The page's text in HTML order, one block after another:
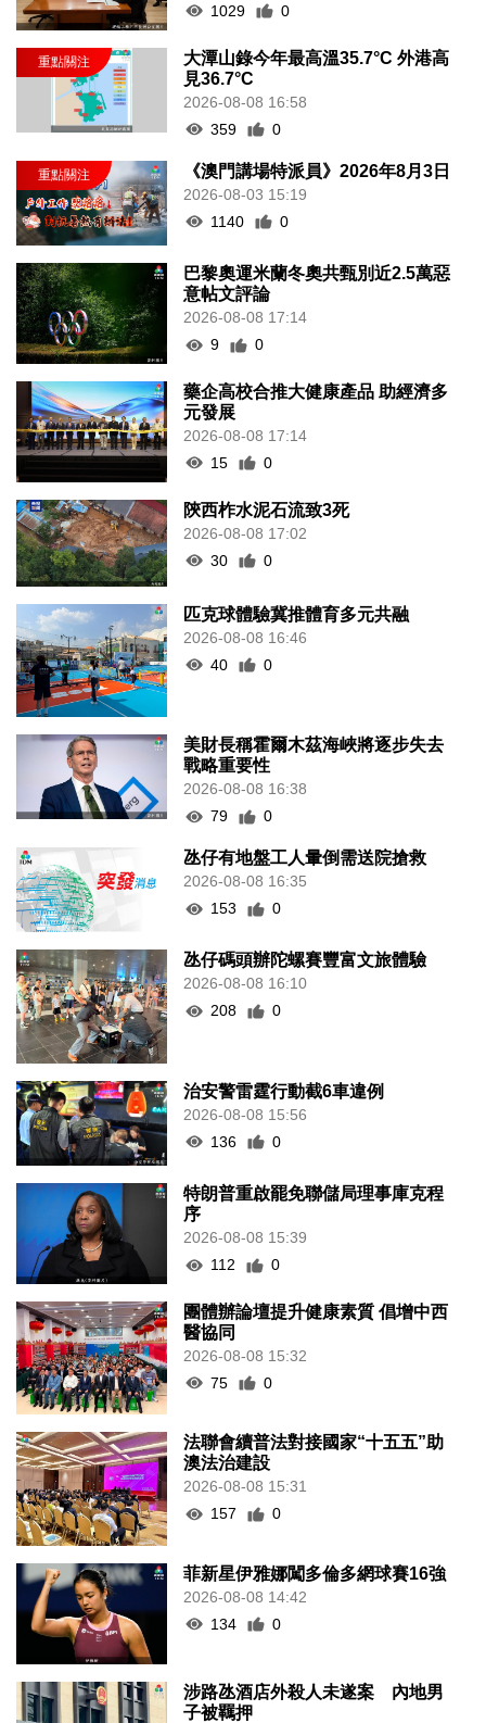
1029 0
大潭山錄今年最高溫35.7°C 外港高
見36.7°C
2026-08-08 16:58
359
0
《澳門講場特派員》2026年8月3日
2026-08-03 15:19
1140
0
巴黎奧運米蘭冬奧共甄別近2.5萬惡
意帖文評論
2026-08-08 17:14
9
0
藥企高校合推大健康產品 助經濟多
元發展
2026-08-08 17:14
15
0
陝西柞水泥石流致3死
2026-08-08 17:02
30
0
匹克球體驗冀推體育多元共融
2026-08-08 16:46
40
0
美財長稱霍爾木茲海峽將逐步失去
戰略重要性
2026-08-08 16:38
79
0
氹仔有地盤工人暈倒需送院搶救
2026-08-08 16:35
153
0
氹仔碼頭辦陀螺賽豐富文旅體驗
2026-08-08 16:10
208
0
治安警雷霆行動截6車違例
2026-08-08 15:56
136
0
特朗普重啟罷免聯儲局理事庫克程
序
2026-08-08 15:39
112
0
團體辦論壇提升健康素質 倡增中西
醫協同
2026-08-08 15:32
75
0
法聯會續普法對接國家“十五五”助
澳法治建設
2026-08-08 15:31
157
0
菲新星伊雅娜闖多倫多網球賽16強
2026-08-08 14:42
134
0
涉路氹酒店外殺人未遂案 內地男
子被羈押